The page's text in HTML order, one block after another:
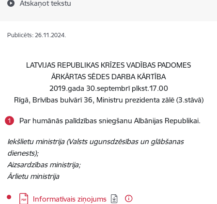
Atskaņot tekstu
Publicēts: 26.11.2024.
LATVIJAS REPUBLIKAS KRĪZES VADĪBAS PADOMES
ĀRKĀRTAS SĒDES DARBA KĀRTĪBA
2019.gada 30.septembrī plkst.17.00
Rīgā, Brīvības bulvārī 36, Ministru prezidenta zālē (3.stāvā)
Par humānās palīdzības sniegšanu Albānijas Republikai.
Iekšlietu ministrija (Valsts ugunsdzēsības un glābšanas
dienests);
Aizsardzības ministrija;
Ārlietu ministrija
Lejupielādēt:
Informatīvais ziņojums